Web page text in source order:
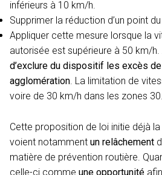
inférieurs à 10 km/h.
Supprimer la réduction d’un point
Appliquer cette mesure lorsque la
autorisée est supérieure à 50 km/h.
d’exclure du dispositif les excès
agglomération. La limitation de
voire de 30 km/h dans les zones 30.
Cette proposition de loi initie déjà
voient notamment un relâchement
matière de prévention routière.
celle-ci comme une opportunité